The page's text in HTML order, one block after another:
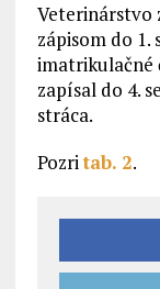
Veterinárstvo
zápisom do 1.
imatrikulačné
zapísal do 4.
stráca.
Pozritab. 2.